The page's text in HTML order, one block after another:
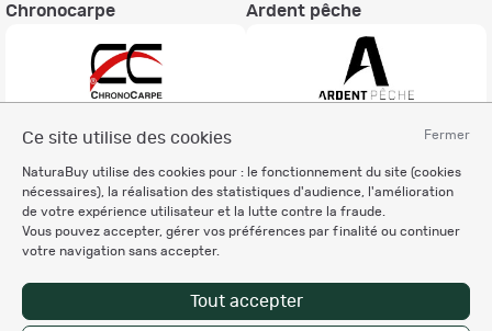
Fermer
Ce site utilise des cookies
NaturaBuy utilise des cookies pour : le fonctionnement du site (cookies
nécessaires), la réalisation des statistiques d'audience, l'amélioration
de votre expérience utilisateur et la lutte contre la fraude.
Vous pouvez accepter, gérer vos préférences par finalité ou continuer
votre navigation sans accepter.
Tout accepter
Chronocarpe Ardent pêche
Charte éthique
Mentions légales
Règlement & Conditions d'utilisation
Politique de protection
des données personnelles
Personnalisation des cookies